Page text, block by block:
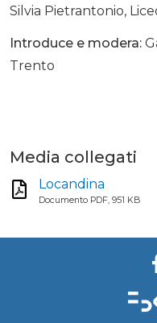
Silvia Pietrantonio,
Introduce e modera:
Trento
Media collegati
Locandina
Documento PDF, 951 KB